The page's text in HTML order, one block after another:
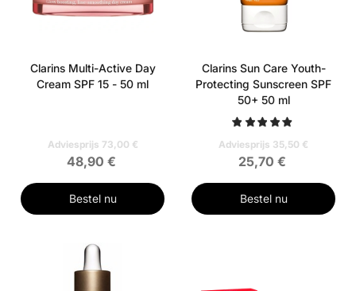
Clarins Multi-Active Day
Cream SPF 15 - 50 ml
Adviesprijs 73,00 €
48,90 €
Bestel nu
Clarins Sun Care Youth-
Protecting Sunscreen SPF
50+ 50 ml
Adviesprijs 35,50 €
25,70 €
Bestel nu